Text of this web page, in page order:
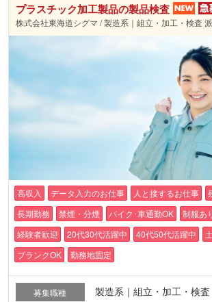
プラスチック加工製品の製品検査
株式会社東海道シグマ / 製造系｜組立・加工・検査
高収入 データ入力のお仕事 人と接するお仕事
長期勤務
禁煙・分煙 バイク･車通勤OK 制服あ
経験者歓迎
20代30代活躍中 40代50代活躍中
ブランクOK
勤務地固定
募集職種 製造系｜組立・加工・検査